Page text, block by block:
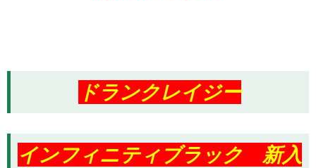
ドランクレイジー
インフィニティブラック 新入